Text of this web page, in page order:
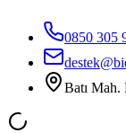
0850 305
Batı